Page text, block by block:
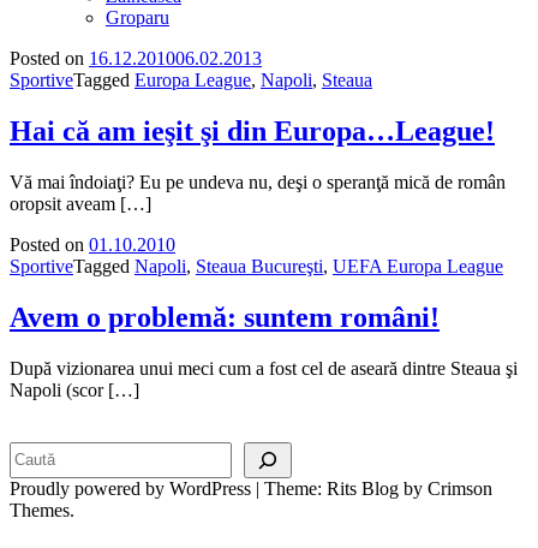
Groparu
Posted on 16.12.201006.02.2013
SportiveTagged Europa League, Napoli, Steaua
Hai că am ieşit şi din Europa…League!
Vă mai îndoiaţi? Eu pe undeva nu, deşi o speranţă mică de român
oropsit aveam […]
Posted on 01.10.2010
SportiveTagged Napoli, Steaua Bucureşti, UEFA Europa League
Avem o problemă: suntem români!
După vizionarea unui meci cum a fost cel de aseară dintre Steaua şi
Napoli (scor […]
Proudly powered by WordPress | Theme: Rits Blog by Crimson
Themes.